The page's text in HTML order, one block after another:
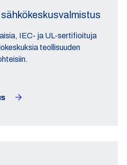
IEC- ja UL-sertifioituja
teollisuuden